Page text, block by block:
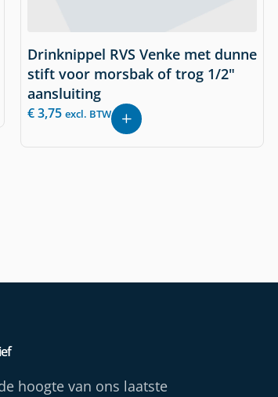
Drinknippel RVS Venke met dunne
stift voor morsbak of trog 1/2"
aansluiting
€3,75 excl. BTW
hoogte van ons laatste